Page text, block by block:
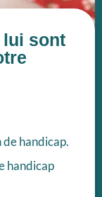
sont
handicap.
handicap